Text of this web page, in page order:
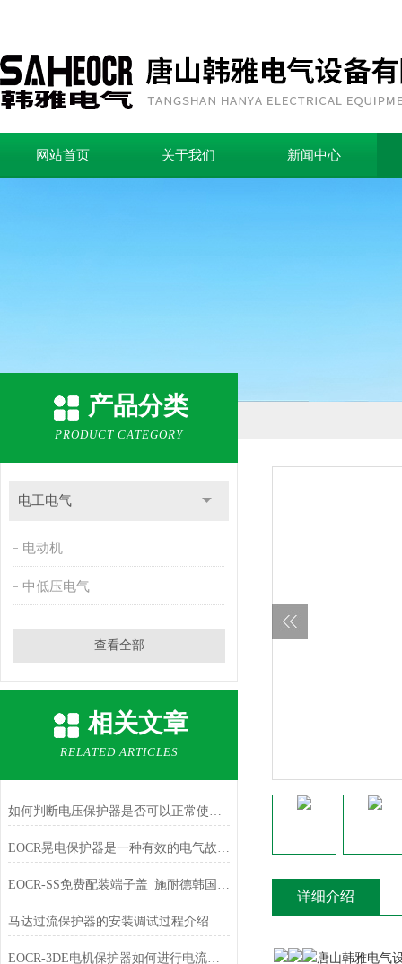
网站首页 关于我们 新闻中心
产品分类
PRODUCT CATEGORY
电工电气
电动机
中低压电气
查看全部
相关文章
RELATED ARTICLES
如何判断电压保护器是否可以正常使用？
EOCR晃电保护器是一种有效的电气故障保护设备
EOCR-SS免费配装端子盖_施耐德韩国三和SAMWHA
马达过流保护器的安装调试过程介绍
EOCR-3DE电机保护器如何进行电流设定
详细介绍
唐山韩雅电气